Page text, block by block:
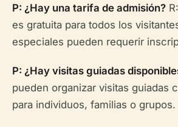
P: ¿Hay una tarifa de admisión?
es gratuita para todos los
especiales pueden requerir
P: ¿Hay visitas guiadas
pueden organizar visitas guiadas
para individuos, familias o grupos.